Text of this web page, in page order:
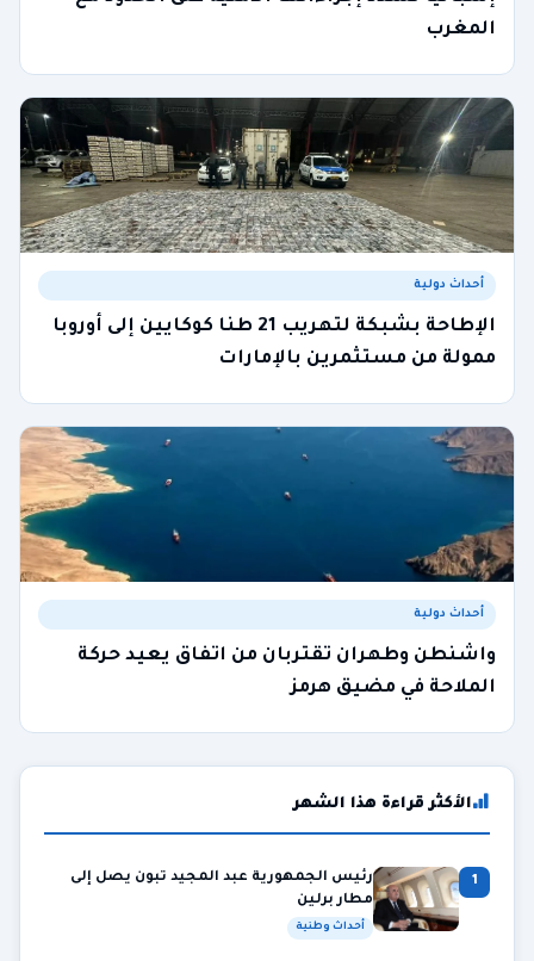
المغرب
أحداث دولية
الإطاحة بشبكة لتهريب 21 طنا كوكايين إلى أوروبا
ممولة من مستثمرين بالإمارات
أحداث دولية
واشنطن وطهران تقتربان من اتفاق يعيد حركة
الملاحة في مضيق هرمز
الأكثر قراءة هذا الشهر
1
رئيس الجمهورية عبد المجيد تبون يصل إلى
مطار برلين
أحداث وطنية